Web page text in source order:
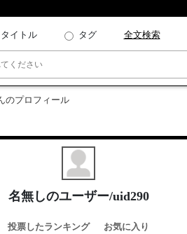
タイトル タグ 全文検索
のプロフィール
名無しのユーザー/uid290
投票したランキング
お気に入り